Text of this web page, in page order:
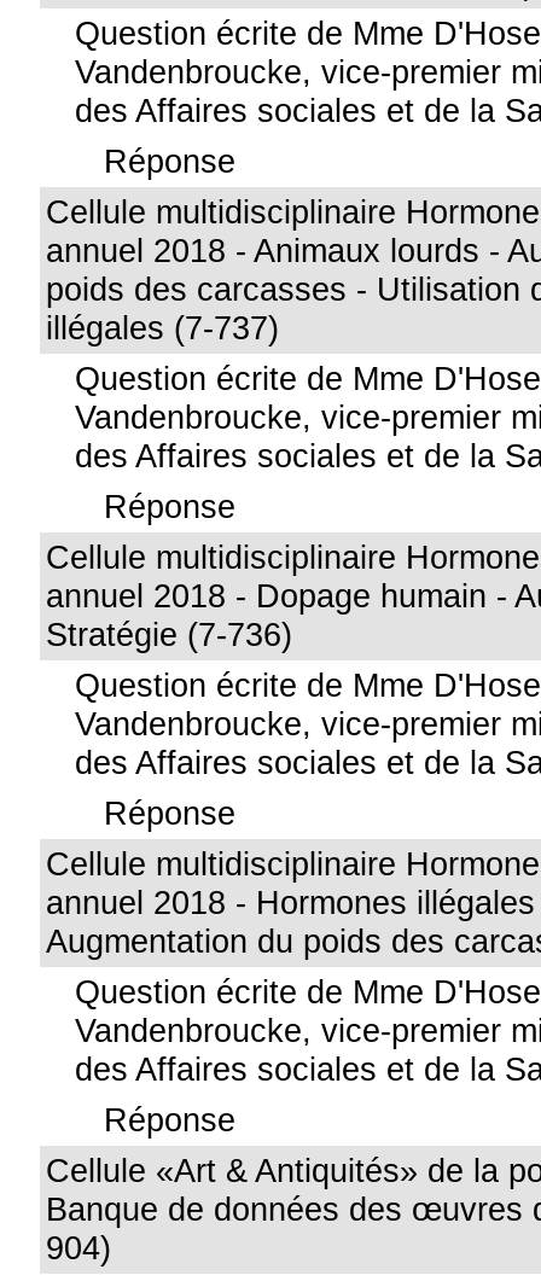
Question écrite de Mme
Vandenbroucke, vice-premier
des Affaires sociales et de la
Réponse
Cellule multidisciplinaire
annuel 2018 - Animaux lourds -
poids des carcasses - Utilisation
illégales (7-737)
Question écrite de Mme
Vandenbroucke, vice-premier
des Affaires sociales et de la
Réponse
Cellule multidisciplinaire
annuel 2018 - Dopage humain -
Stratégie (7-736)
Question écrite de Mme
Vandenbroucke, vice-premier
des Affaires sociales et de la
Réponse
Cellule multidisciplinaire
annuel 2018 - Hormones
Augmentation du poids des
Question écrite de Mme
Vandenbroucke, vice-premier
des Affaires sociales et de la
Réponse
Cellule «Art & Antiquités» de la
Banque de données des œuvres
904)